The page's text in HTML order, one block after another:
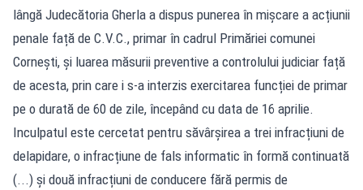
lângă Judecătoria Gherla a dispus punerea în mișcare a acțiunii
penale față de C.V.C., primar în cadrul Primăriei comunei
Cornești, și luarea măsurii preventive a controlului judiciar față
de acesta, prin care i s-a interzis exercitarea funcției de primar
pe o durată de 60 de zile, începând cu data de 16 aprilie.
Inculpatul este cercetat pentru săvârșirea a trei infracțiuni de
delapidare, o infracțiune de fals informatic în formă continuată
(...) și două infracțiuni de conducere fără permis de